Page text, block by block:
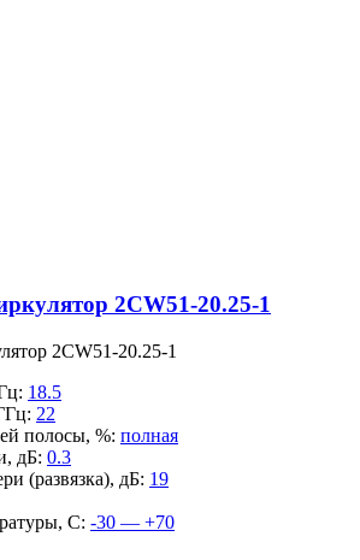
2CW51-20.25-1
2CW51-20.25-1
: 18.5
: 22
полосы, %: полная
дБ: 0.3
(развязка), дБ: 19
С: -30 — +70